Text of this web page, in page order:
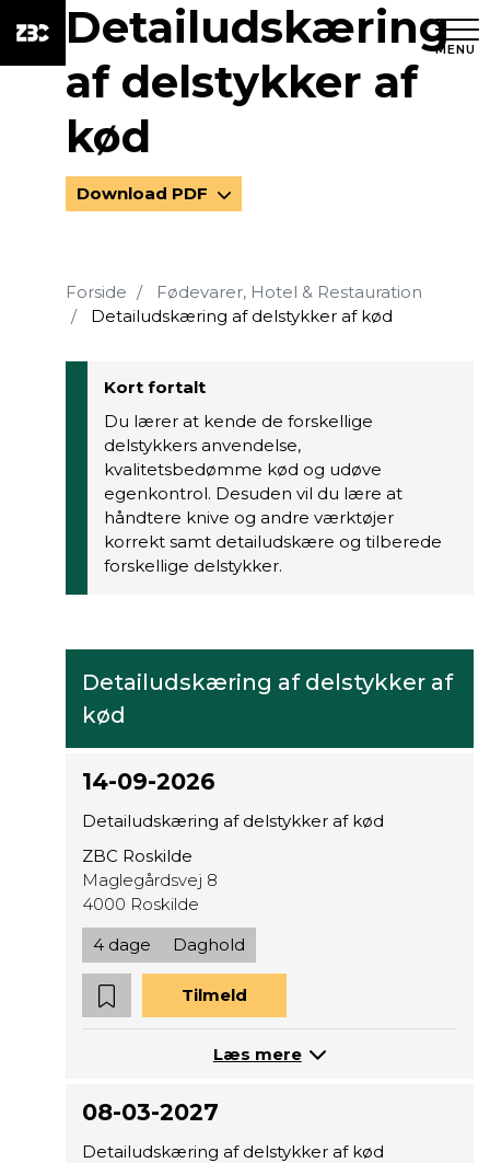
MENU
Detailudskæring
af delstykker af
kød
Download PDF
Forside
Fødevarer, Hotel & Restauration
Detailudskæring af delstykker af kød
Kort fortalt
Du lærer at kende de forskellige
delstykkers anvendelse,
kvalitetsbedømme kød og udøve
egenkontrol. Desuden vil du lære at
håndtere knive og andre værktøjer
korrekt samt detailudskære og tilberede
forskellige delstykker.
Detailudskæring af delstykker af
kød
14-09-2026
Detailudskæring af delstykker af kød
ZBC Roskilde
Maglegårdsvej 8
4000 Roskilde
4 dage
Daghold
Tilmeld
Læs mere
08-03-2027
Detailudskæring af delstykker af kød